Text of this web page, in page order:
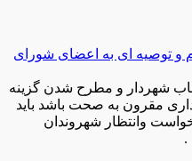
شهردار و مطرح شدن گزینه
مقرون به صحت باشد باید
وانتظار شهروندان
.